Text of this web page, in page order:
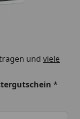
und viele
*